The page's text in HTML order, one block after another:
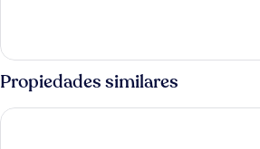
Propiedades similares
Aktaion Beach Boutique Hotel & Spa